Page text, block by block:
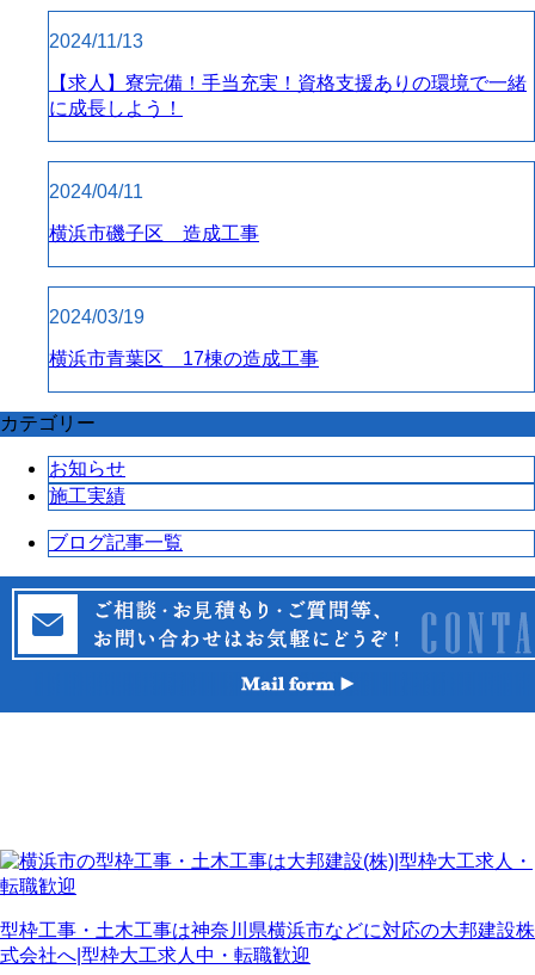
2024/11/13
【求人】寮完備！手当充実！資格支援ありの環境で一緒
に成長しよう！
2024/04/11
横浜市磯子区 造成工事
2024/03/19
横浜市青葉区 17棟の造成工事
カテゴリー
お知らせ
施工実績
ブログ記事一覧
型枠工事・土木工事は神奈川県横浜市などに対応の大邦建設株
式会社へ|型枠大工求人中・転職歓迎